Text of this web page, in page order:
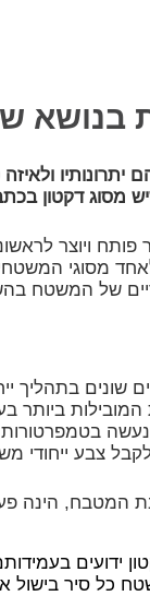
מסוג דקטון
מסוגי
של המשטח
20 מינרלים טבעיים
ביותר
נעשה
צבע ייחודי
המטבח, הינה
ידועים
כל סיר בישול